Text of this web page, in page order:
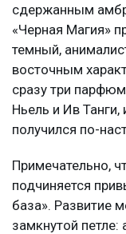
сдержанным
«Черная Магия»
темный,
восточным
сразу три
Ньель и Ив Танги,
получился по-
Примечательно,
подчиняется
база». Развитие
замкнутой